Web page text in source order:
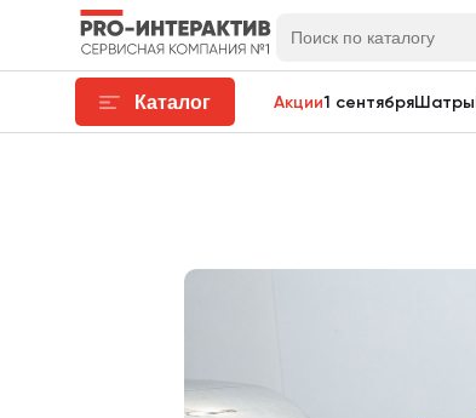
Каталог Акции1 сентябряШатры